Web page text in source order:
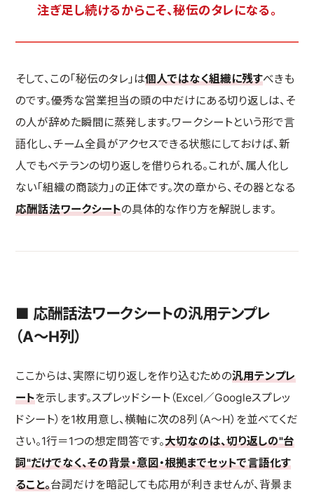
注ぎ足し続けるからこそ、秘伝のタレになる。
そして、この「秘伝のタレ」は個人ではなく組織に残すべきも
のです。優秀な営業担当の頭の中だけにある切り返しは、そ
の人が辞めた瞬間に蒸発します。ワークシートという形で言
語化し、チーム全員がアクセスできる状態にしておけば、新
人でもベテランの切り返しを借りられる。これが、属人化し
ない「組織の商談力」の正体です。次の章から、その器となる
応酬話法ワークシートの具体的な作り方を解説します。
■ 応酬話法ワークシートの汎用テンプレ
（A〜H列）
ここからは、実際に切り返しを作り込むための汎用テンプレ
ートを示します。スプレッドシート（Excel／Googleスプレッ
ドシート）を1枚用意し、横軸に次の8列（A〜H）を並べてくだ
さい。1行＝1つの想定問答です。大切なのは、切り返しの"台
詞"だけでなく、その背景・意図・根拠までセットで言語化す
ること。台詞だけを暗記しても応用が利きませんが、背景ま